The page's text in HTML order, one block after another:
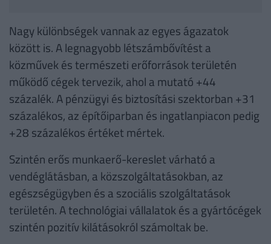
Nagy különbségek vannak az egyes ágazatok
között is. A legnagyobb létszámbővítést a
közművek és természeti erőforrások területén
működő cégek tervezik, ahol a mutató +44
százalék. A pénzügyi és biztosítási szektorban +31
százalékos, az építőiparban és ingatlanpiacon pedig
+28 százalékos értéket mértek.
Szintén erős munkaerő-kereslet várható a
vendéglátásban, a közszolgáltatásokban, az
egészségügyben és a szociális szolgáltatások
területén. A technológiai vállalatok és a gyártócégek
szintén pozitív kilátásokról számoltak be.